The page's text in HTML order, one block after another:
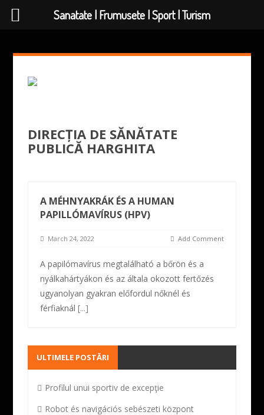
DIRECȚIA DE SĂNĂTATE
PUBLICĂ HARGHITA
A MÉHNYAKRÁK ÉS A HUMAN
PAPILLÓMAVÍRUS (HPV)
March 24, 2022 Add Comment
A papilómavírus megtalálható a bőrön és a
nyálkahártyákon és az általa okozott fertőzés
ugyanolyan gyakran előfordul nőknél és
férfiaknál[...]
ULTIMELE POSTĂRI
Profilul unui sportiv de excepţie
Robot és navigációs sebészeti központ
Sanatate | Frumusete | Sport | Turism